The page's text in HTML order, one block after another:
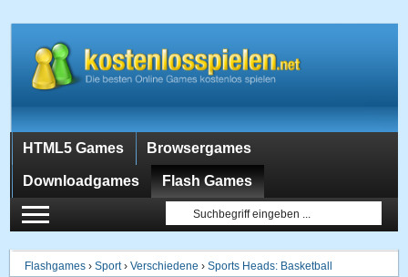
HTML5 Games Browsergames
Downloadgames Flash Games
Flashgames ›Sport›Verschiedene ›Sports Heads: Basketball